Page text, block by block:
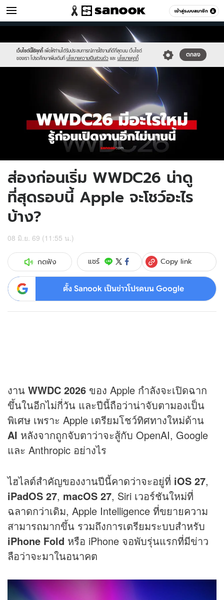
เข้าสู่ระบบสมาชิก
ไอที หมวดอื่นๆ
เว็บไซต์นี้ใช้คุกกี้ เพื่อให้ท่านได้รับประสบการณ์การใช้งานที่ดีที่สุดบน เว็บไซต์
ของเรา โปรดศึกษาเพิ่มเติมที่ นโยบายความเป็นส่วนตัว และ นโยบายคุกกี้
ตกลง
new-
sanook.png
//s.isanook.com/hi/0/ud/325/1625282/wwdc26-
news.jpg
ส่องก่อนเริ่ม WWDC26 น่าดู
ที่สุดรอบนี้ Apple จะโชว์อะไร
บ้าง?
08 มิ.ย. 69 (11:55 น.)
กดฟัง แชร์ Copy link
ตั้ง Sanook เป็นข่าวโปรดบน Google
งาน WWDC 2026 ของ Apple กำลังจะเปิดฉาก
ขึ้นในอีกไม่กี่วัน และปีนี้ถือว่าน่าจับตามองเป็น
พิเศษ เพราะ Apple เตรียมโชว์ทิศทางใหม่ด้าน
AI หลังจากถูกจับตาว่าจะสู้กับ OpenAI, Google
และ Anthropic อย่างไร
ไฮไลต์สำคัญของงานปีนี้คาดว่าจะอยู่ที่ iOS 27,
iPadOS 27, macOS 27, Siri เวอร์ชันใหม่ที่
ฉลาดกว่าเดิม, Apple Intelligence ที่ขยายความ
สามารถมากขึ้น รวมถึงการเตรียมระบบสำหรับ
iPhone Fold หรือ iPhone จอพับรุ่นแรกที่มีข่าว
ลือว่าจะมาในอนาคต